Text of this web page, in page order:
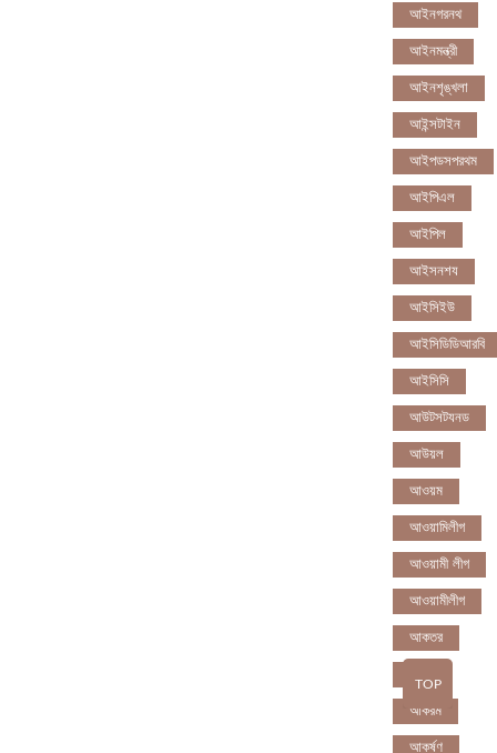
আইনগরনথ
আইনমন্ত্রী
আইনশৃঙ্খলা
আইন্সটাইন
আইপডসপরথম
আইপিএল
আইপিল
আইসনশয
আইসিইউ
আইসিডিডিআরবি
আইসিসি
আউটসটযনড
আউয়ল
আওয়ম
আওয়ামিলীগ
আওয়ামী লীগ
আওয়ামীলীগ
আকতর
আকরম
আকর্ষণ
TOP